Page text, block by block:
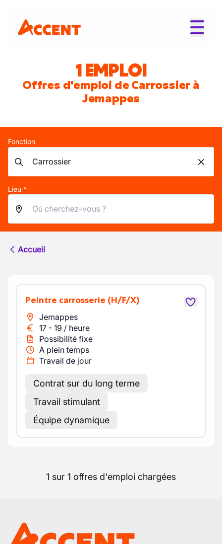
1 EMPLOI
Offres d'emploi de Carrossier à
Jemappes
Fonction
Lieu *
Accueil
Peintre carrosserie (H/F/X)
Jemappes
17 - 19 / heure
Possibilité fixe
A plein temps
Travail de jour
Contrat sur du long terme
Travail stimulant
Équipe dynamique
1 sur 1 offres d'emploi chargées